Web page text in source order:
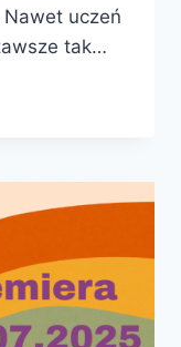
uczeń
tak…